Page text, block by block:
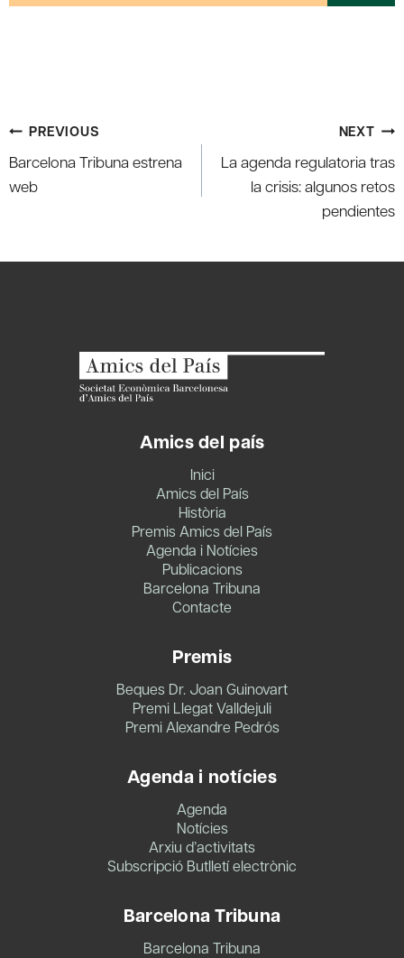
Post
navigation
PREVIOUS
Barcelona Tribuna estrena
web
NEXT
La agenda regulatoria tras
la crisis: algunos retos
pendientes
Amics del país
Inici
Amics del País
Història
Premis Amics del País
Agenda i Notícies
Publicacions
Barcelona Tribuna
Contacte
Premis
Beques Dr. Joan Guinovart
Premi Llegat Valldejuli
Premi Alexandre Pedrós
Agenda i notícies
Agenda
Notícies
Arxiu d’activitats
Subscripció Butlletí electrònic
Barcelona Tribuna
Barcelona Tribuna